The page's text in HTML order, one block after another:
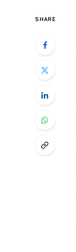
SHARE